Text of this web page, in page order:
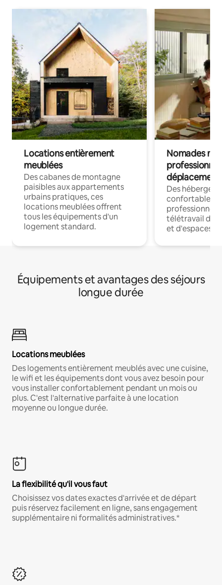
Locations entièrement
meublées
Des cabanes de montagne
paisibles aux appartements
urbains pratiques, ces
locations meublées offrent
tous les équipements d'un
logement standard.
Nomades
déplacement
Des
confortables
professionnels
télétravail
et d'espaces
Équipements et avantages des séjours
longue durée
Locations meublées
Des logements entièrement meublés avec une cuisine,
le wifi et les équipements dont vous avez besoin pour
vous installer confortablement pendant un mois ou
plus. C'est l'alternative parfaite à une location
moyenne ou longue durée.
La flexibilité qu'il vous faut
Choisissez vos dates exactes d'arrivée et de départ
puis réservez facilement en ligne, sans engagement
supplémentaire ni formalités administratives.*